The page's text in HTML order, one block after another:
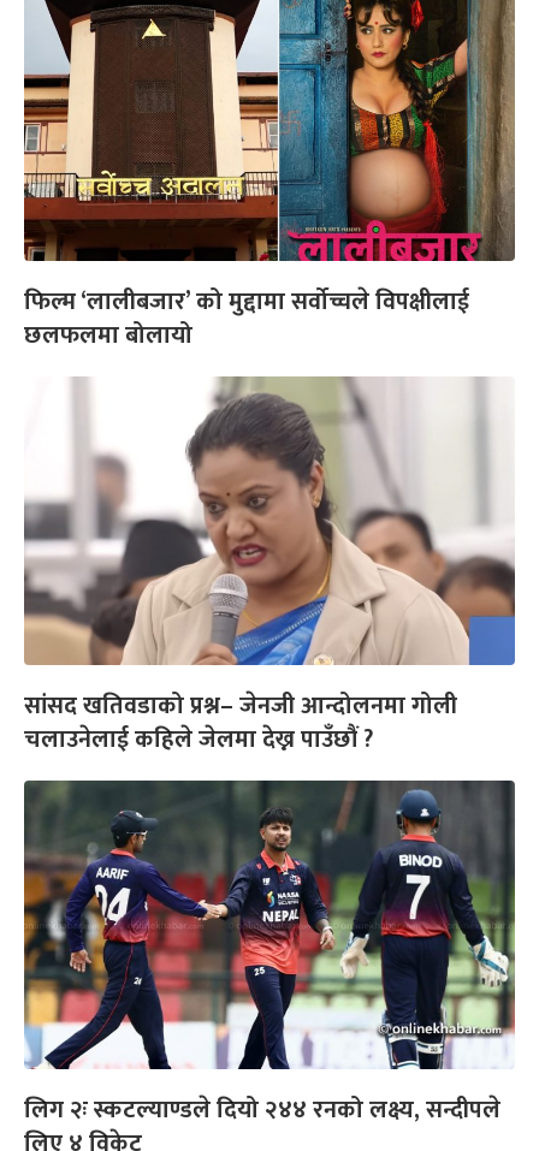
फिल्म ‘लालीबजार’ को मुद्दामा सर्वोच्चले विपक्षीलाई
छलफलमा बोलायो
सांसद खतिवडाको प्रश्न– जेनजी आन्दोलनमा गोली
चलाउनेलाई कहिले जेलमा देख्न पाउँछौं ?
लिग २ः स्कटल्याण्डले दियो २४४ रनको लक्ष्य, सन्दीपले